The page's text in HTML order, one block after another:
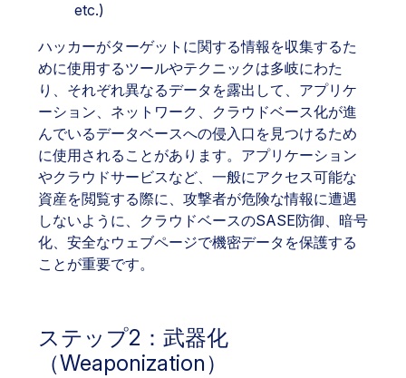
etc.)
ハッカーがターゲットに関する情報を収集するた
めに使用するツールやテクニックは多岐にわた
り、それぞれ異なるデータを露出して、アプリケ
ーション、ネットワーク、クラウドベース化が進
んでいるデータベースへの侵入口を見つけるため
に使用されることがあります。アプリケーション
やクラウドサービスなど、一般にアクセス可能な
資産を閲覧する際に、攻撃者が危険な情報に遭遇
しないように、クラウドベースのSASE防御、暗号
化、安全なウェブページで機密データを保護する
ことが重要です。
ステップ2：武器化
（Weaponization）